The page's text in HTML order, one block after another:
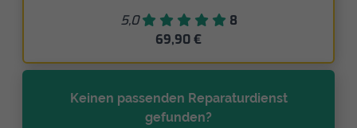
5,0
8
69,90 €
Keinen passenden Reparaturdienst
gefunden?